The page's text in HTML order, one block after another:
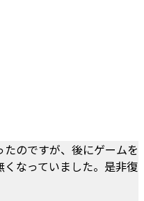
のですが、後にゲームを
なっていました。是非復